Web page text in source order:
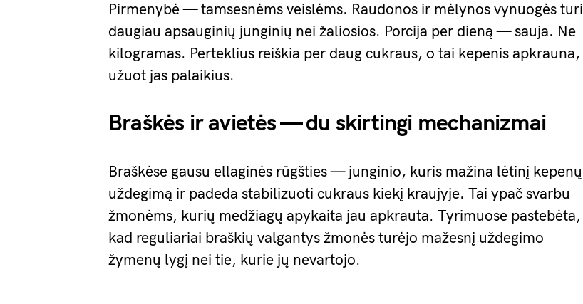
Pirmenybė — tamsesnėms veislėms. Raudonos ir mėlynos vynuogės turi
daugiau apsauginių junginių nei žaliosios. Porcija per dieną — sauja. Ne
kilogramas. Perteklius reiškia per daug cukraus, o tai kepenis apkrauna,
užuot jas palaikius.
Braškės ir avietės — du skirtingi mechanizmai
Braškėse gausu ellaginės rūgšties — junginio, kuris mažina lėtinį kepenų
uždegimą ir padeda stabilizuoti cukraus kiekį kraujyje. Tai ypač svarbu
žmonėms, kurių medžiagų apykaita jau apkrauta. Tyrimuose pastebėta,
kad reguliariai braškių valgantys žmonės turėjo mažesnį uždegimo
žymenų lygį nei tie, kurie jų nevartojo.